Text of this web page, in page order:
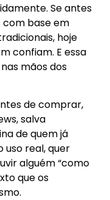
Se antes
com base em
hoje
confiam. E essa
mãos dos
de comprar,
salva
de quem já
uso real, quer
alguém “como
que os